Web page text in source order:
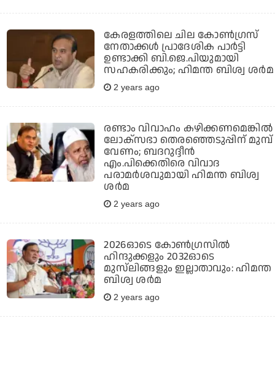
കേരളത്തിലെ ചില കോണ്‍ഗ്രസ്
നേതാക്കള്‍ പ്രാദേശിക പാര്‍ട്ടി
ഉണ്ടാക്കി ബി.ജെ.പിയുമായി
സഹകരിക്കും; ഹിമന്ത ബിശ്വ ശര്‍മ
2 years ago
രണ്ടാം വിവാഹം കഴിക്കണമെങ്കില്‍
ലോക്സഭാ തെരഞ്ഞെടുപ്പിന് മുമ്പ്
വേണം; ബദറുദ്ദീന്‍
എം.പിക്കെതിരെ വിവാദ
പരാമര്‍ശവുമായി ഹിമന്ത ബിശ്വ
ശര്‍മ
2 years ago
2026ഓടെ കോണ്‍ഗ്രസില്‍
ഹിന്ദുക്കളും 2032ഓടെ
മുസ്‌ലിങ്ങളും ഇല്ലാതാവും: ഹിമന്ത
ബിശ്വ ശര്‍മ
2 years ago